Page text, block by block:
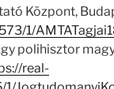
Központ,
1/
polihisztor
real-